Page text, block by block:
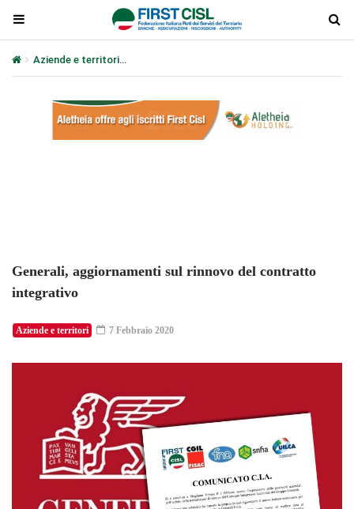
Aziende e territori
Generali, aggiornamenti sul rinnovo del contratto
integrativo
Aziende e territori 7 Febbraio 2020